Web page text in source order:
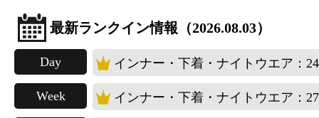
最新ランクイン情報（2026.08.03）
Day インナー・下着・ナイトウエア：
Week インナー・下着・ナイトウエア：